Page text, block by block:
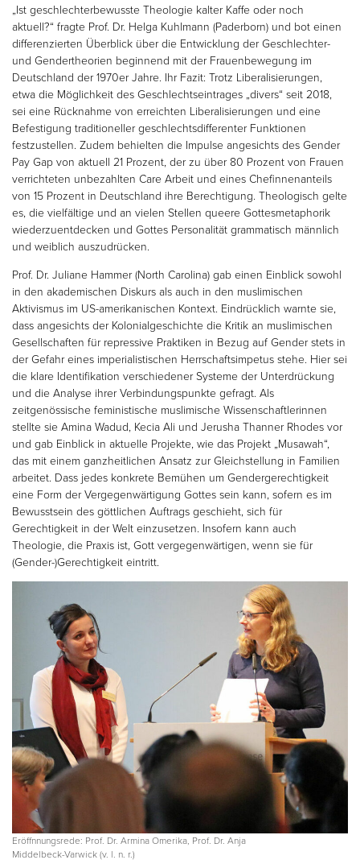
„Ist geschlechterbewusste Theologie kalter Kaffe oder noch
aktuell?“ fragte Prof. Dr. Helga Kuhlmann (Paderborn) und bot einen
differenzierten Überblick über die Entwicklung der Geschlechter-
und Gendertheorien beginnend mit der Frauenbewegung im
Deutschland der 1970er Jahre. Ihr Fazit: Trotz Liberalisierungen,
etwa die Möglichkeit des Geschlechtseintrages „divers“ seit 2018,
sei eine Rücknahme von erreichten Liberalisierungen und eine
Befestigung traditioneller geschlechtsdifferenter Funktionen
festzustellen. Zudem behielten die Impulse angesichts des Gender
Pay Gap von aktuell 21 Prozent, der zu über 80 Prozent von Frauen
verrichteten unbezahlten Care Arbeit und eines Chefinnenanteils
von 15 Prozent in Deutschland ihre Berechtigung. Theologisch gelte
es, die vielfältige und an vielen Stellen queere Gottesmetaphorik
wiederzuentdecken und Gottes Personalität grammatisch männlich
und weiblich auszudrücken.
Prof. Dr. Juliane Hammer (North Carolina) gab einen Einblick sowohl
in den akademischen Diskurs als auch in den muslimischen
Aktivismus im US-amerikanischen Kontext. Eindrücklich warnte sie,
dass angesichts der Kolonialgeschichte die Kritik an muslimischen
Gesellschaften für repressive Praktiken in Bezug auf Gender stets in
der Gefahr eines imperialistischen Herrschaftsimpetus stehe. Hier sei
die klare Identifikation verschiedener Systeme der Unterdrückung
und die Analyse ihrer Verbindungspunkte gefragt. Als
zeitgenössische feministische muslimische Wissenschaftlerinnen
stellte sie Amina Wadud, Kecia Ali und Jerusha Thanner Rhodes vor
und gab Einblick in aktuelle Projekte, wie das Projekt „Musawah“,
das mit einem ganzheitlichen Ansatz zur Gleichstellung in Familien
arbeitet. Dass jedes konkrete Bemühen um Gendergerechtigkeit
eine Form der Vergegenwärtigung Gottes sein kann, sofern es im
Bewusstsein des göttlichen Auftrags geschieht, sich für
Gerechtigkeit in der Welt einzusetzen. Insofern kann auch
Theologie, die Praxis ist, Gott vergegenwärtigen, wenn sie für
(Gender-)Gerechtigkeit eintritt.
Eröffnnungsrede: Prof. Dr. Armina Omerika, Prof. Dr. Anja
Middelbeck-Varwick (v. l. n. r.)